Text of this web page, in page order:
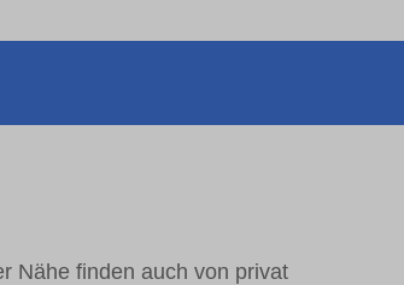
Nähe finden auch von privat